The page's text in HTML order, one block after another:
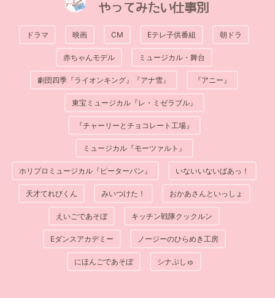
やってみたい仕事別
ドラマ 映画 CM Eテレ子供番組 朝ドラ
赤ちゃんモデル ミュージカル・舞台
劇団四季『ライオンキング』『アナ雪』 『アニー』
東宝ミュージカル『レ・ミゼラブル』
『チャーリーとチョコレート工場』
ミュージカル『モーツァルト』
ホリプロミュージカル『ピーターパン』 いないいないばあっ！
天才てれびくん みいつけた！ おかあさんといっしょ
えいごであそぼ キッチン戦隊クックルン
Eダンスアカデミー ノージーのひらめき工房
にほんごであそぼ シナぷしゅ